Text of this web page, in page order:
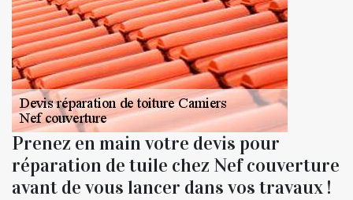
Prenez en main votre devis pour
réparation de tuile chez Nef couverture
avant de vous lancer dans vos travaux !